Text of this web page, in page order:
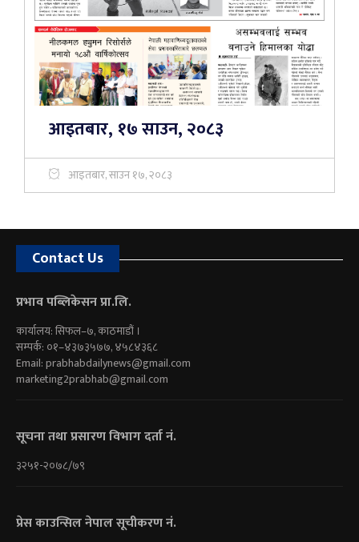
आइतबार, १७ साउन, २०८३
आइतबार, साउन १७, २०८३
Contact Us
प्रभाव पब्लिकेसन प्रा.लि.
कार्यालय: सिफल–७, काठमाडौं ।
सम्पर्क: ०१–४३७३५७७, ४५८४३६८
Email:prabhabdailynews@gmail.com
marketing2prabhab@gmail.com
सूचना तथा प्रसारण विभाग दर्ता नं.
३२५१-२०७८/७९
प्रेस काउन्सिल नेपाल सूचीकरण नं.